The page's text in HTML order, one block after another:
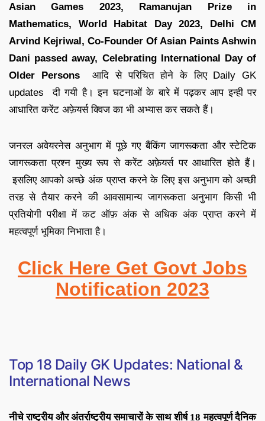
Asian Games 2023, Ramanujan Prize in
Mathematics, World Habitat Day 2023, Delhi CM
Arvind Kejriwal, Co-Founder Of Asian Paints Ashwin
Dani passed away, Celebrating International Day of
Older Persons
आदि से परिचित होने के लिए Daily GK
updates
दी गयी है। इन घटनाओं के बारे में पढ़कर आप इन्ही पर
आधारित करेंट अफ़ेयर्स क्विज का भी अभ्यास कर सकते हैं।
जनरल अवेयरनेस अनुभाग में पूछे गए बैंकिंग जागरूकता और स्टेटिक
जागरूकता प्रश्न मुख्य रूप से करेंट अफ़ेयर्स पर आधारित होते हैं।
इसलिए आपको अच्छे अंक प्राप्त करने के लिए इस अनुभाग को अच्छी
तरह से तैयार करने की आवसामान्य जागरूकता अनुभाग किसी भी
प्रतियोगी परीक्षा में कट ऑफ़ अंक से अधिक अंक प्राप्त करने में
महत्वपूर्ण भूमिका निभाता है।
Click Here Get Govt Jobs
Notification 2023
Top 18 Daily GK Updates: National &
International News
नीचे राष्ट्रीय और अंतर्राष्ट्रीय समाचारों के साथ शीर्ष 18 महत्वपूर्ण दैनिक